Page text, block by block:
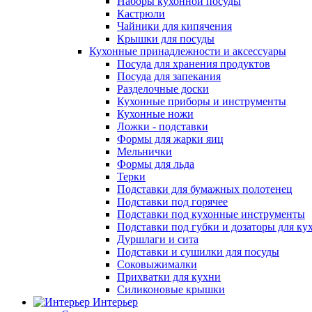
Кастрюли
Чайники для кипячения
Крышки для посуды
Кухонные принадлежности и аксессуары
Посуда для хранения продуктов
Посуда для запекания
Разделочные доски
Кухонные приборы и инструменты
Кухонные ножи
Ложки - подставки
Формы для жарки яиц
Мельнички
Формы для льда
Терки
Подставки для бумажных полотенец
Подставки под горячее
Подставки под кухонные инструменты
Подставки под губки и дозаторы для
Дуршлаги и сита
Подставки и сушилки для посуды
Соковыжималки
Прихватки для кухни
Силиконовые крышки
Интерьер